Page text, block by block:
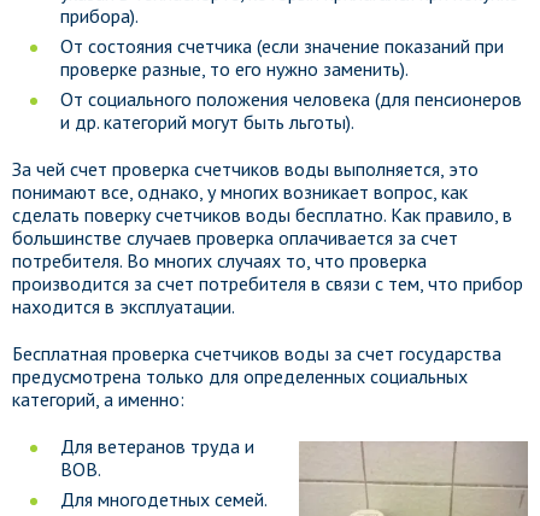
прибора).
От состояния счетчика (если значение показаний при
проверке разные, то его нужно заменить).
От социального положения человека (для пенсионеров
и др. категорий могут быть льготы).
За чей счет проверка счетчиков воды выполняется, это
понимают все, однако, у многих возникает вопрос, как
сделать поверку счетчиков воды бесплатно. Как правило, в
большинстве случаев проверка оплачивается за счет
потребителя. Во многих случаях то, что проверка
производится за счет потребителя в связи с тем, что прибор
находится в эксплуатации.
Бесплатная проверка счетчиков воды за счет государства
предусмотрена только для определенных социальных
категорий, а именно:
Для ветеранов труда и
ВОВ.
Для многодетных семей.